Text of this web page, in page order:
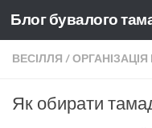
Skip to content
Блог бувалого
ВЕСІЛЛЯ /ОРГАНІЗАЦІЯ
Як обирати